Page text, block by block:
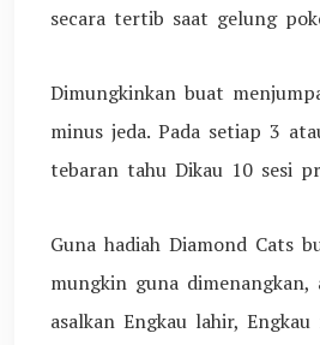
secara tertib saat gelung
Dimungkinkan buat
minus jeda. Pada setiap 3
tebaran tahu Dikau 10 sesi
Guna hadiah Diamond Cats
mungkin guna
asalkan Engkau lahir, Engkau